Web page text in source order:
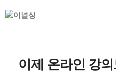
이제 온라인 강